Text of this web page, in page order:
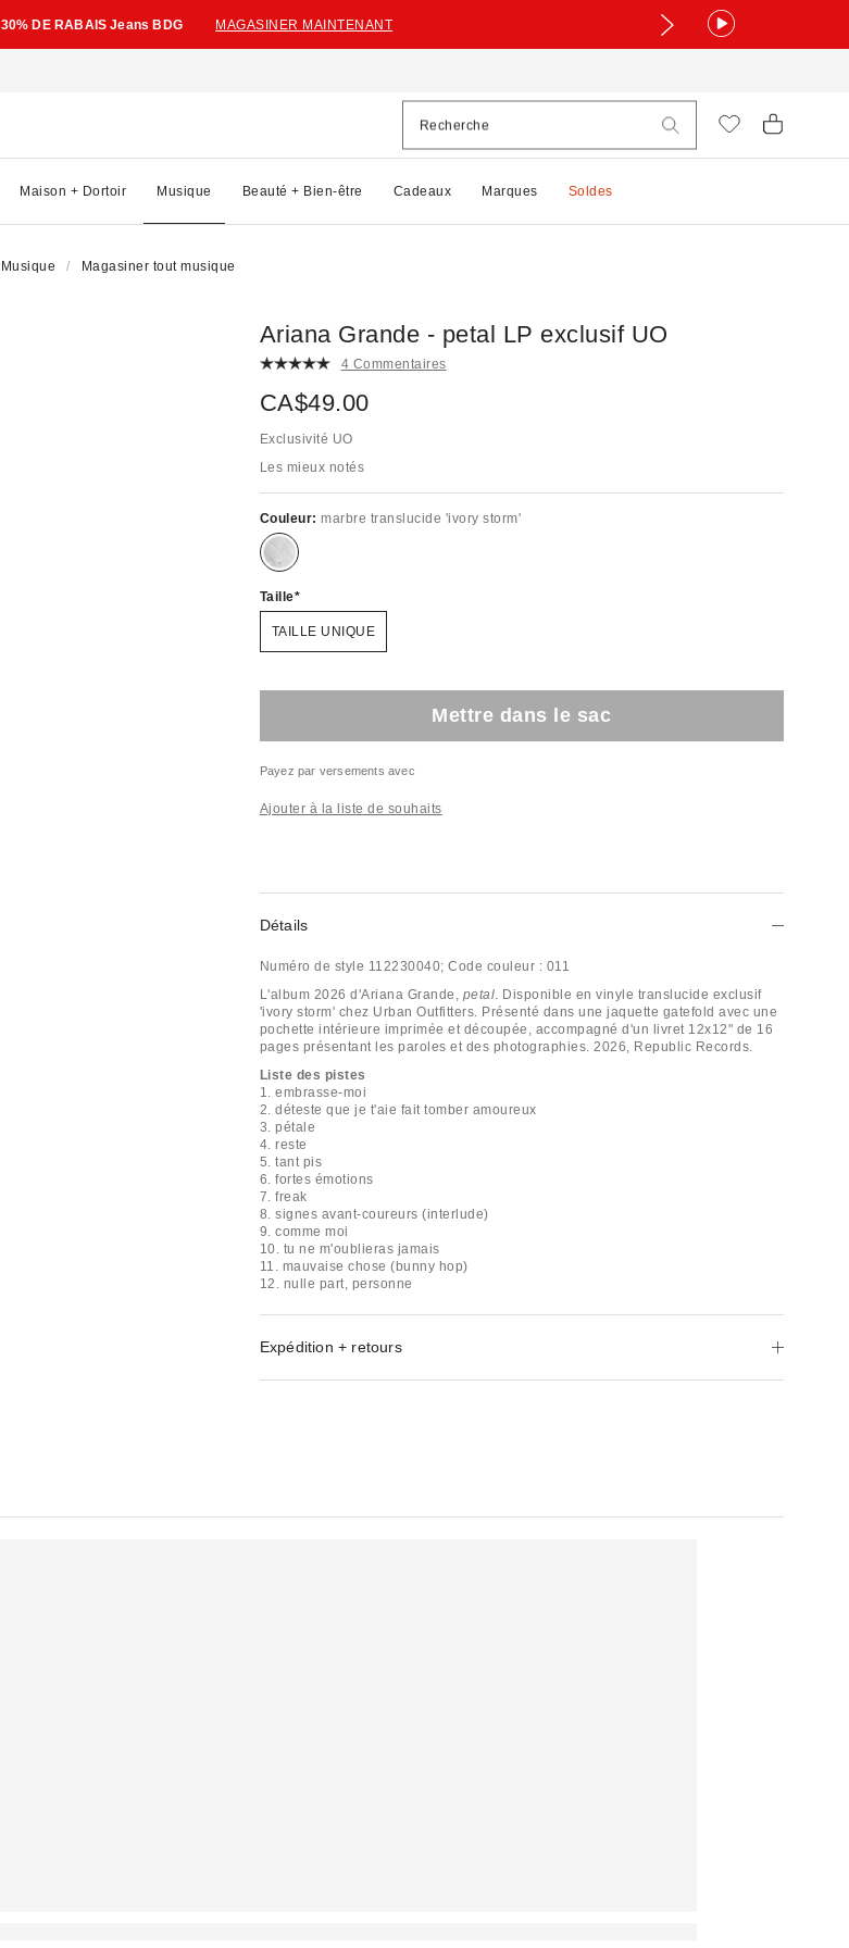
30% DE RABAIS Jeans BDG MAGASINER MAINTENANT
Maison + Dortoir Musique Beauté + Bien-être Cadeaux Marques Soldes
Musique Magasiner tout musique
Ariana Grande - petal LP exclusif UO
4 Commentaires
CA$49.00
Exclusivité UO
Les mieux notés
Couleur:marbre translucide 'ivory storm'
Taille
TAILLE UNIQUE
Mettre dans le sac
Payez par versements avec
Ajouter à la liste de souhaits
Détails
Numéro de style 112230040; Code couleur : 011
L'album 2026 d'Ariana Grande, petal. Disponible en vinyle translucide exclusif
'ivory storm' chez Urban Outfitters. Présenté dans une jaquette gatefold avec une
pochette intérieure imprimée et découpée, accompagné d'un livret 12x12" de 16
pages présentant les paroles et des photographies. 2026, Republic Records.
Liste des pistes
1. embrasse-moi
2. déteste que je t'aie fait tomber amoureux
3. pétale
4. reste
5. tant pis
6. fortes émotions
7. freak
8. signes avant-coureurs (interlude)
9. comme moi
10. tu ne m'oublieras jamais
11. mauvaise chose (bunny hop)
12. nulle part, personne
Expédition + retours